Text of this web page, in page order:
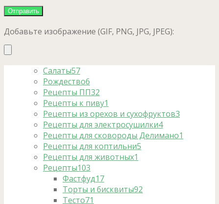
Добавьте изображение (GIF, PNG, JPG, JPEG):
Салаты57
Рождество6
Рецепты ПП32
Рецепты к пиву1
Рецепты из орехов и сухофруктов3
Рецепты для электросушилки4
Рецепты для сковороды Делимано1
Рецепты для коптильни5
Рецепты для животных1
Рецепты103
Фастфуд17
Торты и бисквиты92
Тесто71